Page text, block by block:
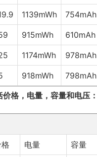
1139mWh 754mAh
915mWh 610mAh
1174mWh 978mAh
918mWh 798mAh
格，电量，容量和电压：
电量 容量